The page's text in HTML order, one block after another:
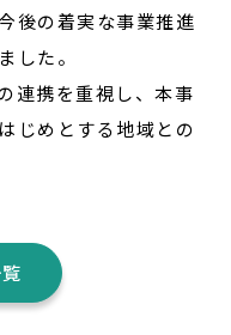
後の着実な事業推進
した。
連携を重視し、本事
じめとする地域との